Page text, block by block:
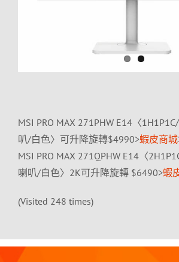
MSI PRO MAX 271PHW E14〈
叭/白色〉可升降旋轉$4990>蝦皮商城
MSI PRO MAX 271QPHW E14〈
喇叭/白色〉2K可升降旋轉 $6490>蝦
(Visited 248 times)